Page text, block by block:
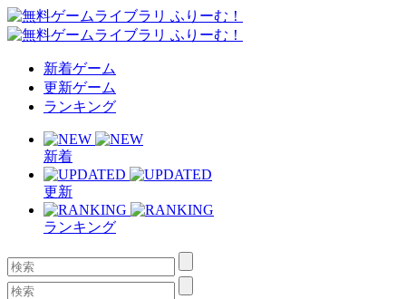
新着ゲーム
更新ゲーム
ランキング
新着
更新
ランキング